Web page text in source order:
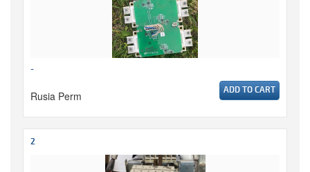
-
Rusia Perm ADD TO CART
2